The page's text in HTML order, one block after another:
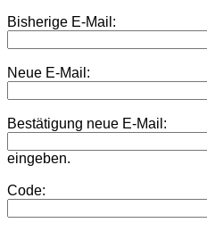
Bisherige E-Mail:
Neue E-Mail:
Bestätigung neue E-Mail:
eingeben.
Code: